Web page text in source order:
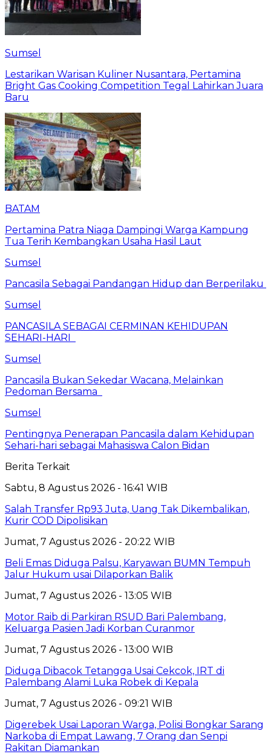
Sumsel
Lestarikan Warisan Kuliner Nusantara, Pertamina
Bright Gas Cooking Competition Tegal Lahirkan Juara
Baru
BATAM
Pertamina Patra Niaga Dampingi Warga Kampung
Tua Terih Kembangkan Usaha Hasil Laut
Sumsel
Pancasila Sebagai Pandangan Hidup dan Berperilaku
Sumsel
PANCASILA SEBAGAI CERMINAN KEHIDUPAN
SEHARI-HARI
Sumsel
Pancasila Bukan Sekedar Wacana, Melainkan
Pedoman Bersama
Sumsel
Pentingnya Penerapan Pancasila dalam Kehidupan
Sehari-hari sebagai Mahasiswa Calon Bidan
Berita Terkait
Sabtu, 8 Agustus 2026 - 16:41 WIB
Salah Transfer Rp93 Juta, Uang Tak Dikembalikan,
Kurir COD Dipolisikan
Jumat, 7 Agustus 2026 - 20:22 WIB
Beli Emas Diduga Palsu, Karyawan BUMN Tempuh
Jalur Hukum usai Dilaporkan Balik
Jumat, 7 Agustus 2026 - 13:05 WIB
Motor Raib di Parkiran RSUD Bari Palembang,
Keluarga Pasien Jadi Korban Curanmor
Jumat, 7 Agustus 2026 - 13:00 WIB
Diduga Dibacok Tetangga Usai Cekcok, IRT di
Palembang Alami Luka Robek di Kepala
Jumat, 7 Agustus 2026 - 09:21 WIB
Digerebek Usai Laporan Warga, Polisi Bongkar Sarang
Narkoba di Empat Lawang, 7 Orang dan Senpi
Rakitan Diamankan